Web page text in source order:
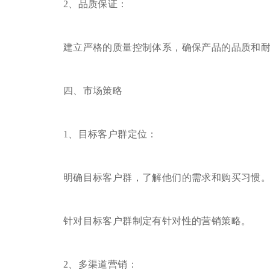
2、品质保证：
建立严格的质量控制体系，确保产品的品质和耐
四、市场策略
1、目标客户群定位：
明确目标客户群，了解他们的需求和购买习惯。
针对目标客户群制定有针对性的营销策略。
2、多渠道营销：